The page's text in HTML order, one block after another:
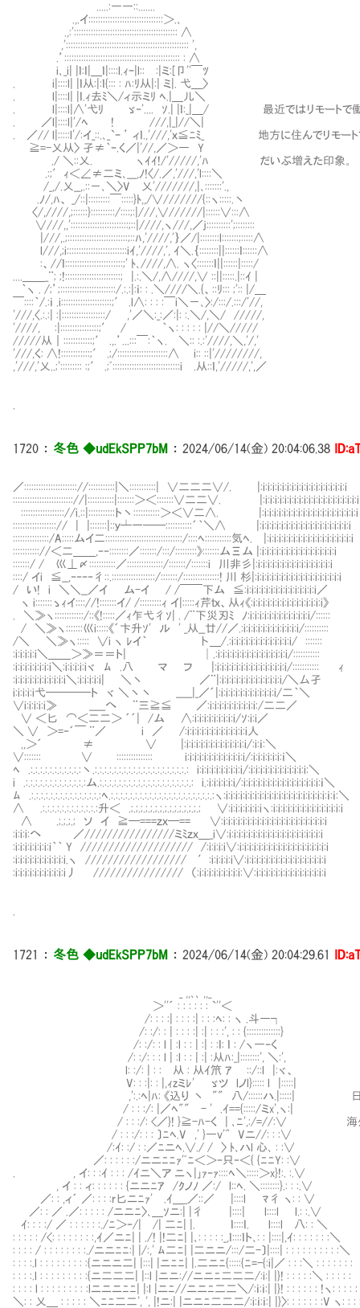
.....:――::.......
.,.イ:::::::::::::::::::::::::::::::＞.､
.,:'::::::::::::::::::::::::::::::::::::::::::: ∧
,'::::::::::::::::::::::::::::::::::::::::::::::::::: ',
.’:::::::::::::::::::::::::::::::::::::::::::::::: : ∧
i､_i| |ｌ:ｌ|＿ｌ|::::l.ｨｰ|l::Ⅵ:|ミ:[卩''￣ﾂ
. i|::::l| |ｌ从:|:ｌ{::: : ﾊ:ﾘ从|:| ミ|. 弋＿〉
. l|::::l| |ｌ.ｨ去ﾐ＼/ィ示ミﾘ ﾍ.|＿儿＼
. l|::::l|∧'弋ﾘ ゞ‐'.... ｿ.| |ｌ:_|＿/ 最近ではリモートで働くと
. ／l|::::l|'/ﾍ ! ///,|_|//＼|
. ／// l|:::::l'/:イ_::.､_`ｰ ’ ィｌ.,'///,'ｘ≦ﾆﾐ_ 地方に住んでリモートで
≧=-乂从〉 孑≠｀ｰ.く／|'//,／＞― Y
./ ＼::乂. ヽｲｲ!/'/////,'ﾊ だいぶ増えた印象。
.:;′ｨ＜∠≠二ミ､___,ﾉ!〈/.／,'///,'l::::＼
/_,/.乂__,.::－､＼〉V 乂'///////,|､:::::::'.,
.ﾉ/,ﾊ、 _/::|:::::::::￣:::::}ﾄ,,/∨///////{::ヽ:::::.丶
〈/,////,;::::::}::::::::::/::::;:|///,∨//////|::::::∨:::∧
∨///,,'::::::::::::::::::::::::;::|////,ヽ///,／ｊ::::::::::';::::::::
|///,.;:::::::::::::::::::::::::;::ﾊ,'////,'｝／/|::::::::l:::::::;:::::∧
l///,;i:::::::::::::::::::::::::iｲ,'////,', ｲ＼.｛::::::::||::::::ｌ::::::∧
:、//ｌ::::::::::::::::::::::::;' ﾄ､////,∧. ヽ〈:::::::ｌ||::::::|:::::/
....＿＿_¨; ;!:::::::::::::::::::::::; |.:.＼/,∧////,∨ ::||:::::.|::ｲ |
｀ヽ . /;’;:::::::::::::::::::::::/.:.:|:ｉ: : .＼////＼.{、::ﾘ::: ;':: |/＿
￣::::｀/.:ｉ .i:::::::::::::::::::::;′ .l∧: : : :￣i＼－､〉:/:::/.:::/'//,
'///,〈.:.:| :|::::::::::::::::::/ ,'／＼:_:／:|: :.＼/,＼/ /////,
'////,Ⅵ :|::::::::::::::::;′ / ｀ヽ: : : : : |//＼/////
/////从｜::::::::::::;′ .,.’...:::￣:｀ヽ. ＼:: :.:'////,＼,'/,'
'///,く: ∧!::::::::::::;′ .;/:::::::::::::::::::::∧ i:: ::|'////////,
,'///,'乂..;'::::::::: :;′ .;ﾞ::::::::::::::::::::::::::::i .从::ｌ,'/////,',／
1720 ： 冬色 ◆udEkSPP7bM ： 2024/06/14(金) 20:04:06.38
／:::::::::::::::::::::://:::::::::::|＼:::::::::::| ∨二二二∨/. |:i:i:i:i:i:i:i:i:i:i:i:i:i:i:i:i:i:i
::::::::::::::::::::::::://|:::::::::::|:::::::＞＜:::::::∨二二∨. |:i:i:i:i:i:i:i:i:i:i:i:i:i:i:i:i:i:i:i:i
:::::::::::::::::://i.::|:::::::::::ト丶:::::::::::＞＜∨二∧. |:i:i:i:i:i:i:i:i:i:i:i:i:i:i:i:i:i:i:i:i
::::::::::::::::::// | |:::::::|::ｙ┴一──:::::::::::´｀＼∧ |:i:i:i:i:i:i:i:i:i:i:i:i:i:i:i:i:i:i:i
:::::::::::::::/A:::::ムイ二::::::::::::::::::::::::::::::::/::::ﾍ:::::::::::気ﾍ. |:i:i:i:i:i:i:i:i:i:i:i:i:i:i:i:i:i:i
::::::::::://＜二＿＿,‐‐::::::::／:::::::/:::/:::::::::》:::::::ムΞム |:i:i:i:i:i:i:i:i:i:i:i:i:i:i:i:i
:::::::/ / 巛⊥〆:::::::::::／:::::::::::::::/:::::::/:::::::i 川非彡|:i:i:i:i:i:i:i:i:i:i:i:i:i:i:i:i
::::/ イi ≦__,‐‐‐‐彳::.::::::::::::::::::/:::::::/:::::::::::::::! 川 杉|:i:i:i:i:i:i:i:i:i:i:i:i:i:i:i:i:i:i
/ い! i ＼＼__／イ ム-イ / /￣￣下ム ≦:i:i:i:i:i:i:i:i:i:i:i:i:i:i:i／
ヽ i:::::::ゝｨイ:::://!:::::::イ/ /:::::::::ｨ イ|:::::ｨ芹ｔｘ、从ｨ《:i:i:i:i:i:i:i:i:i:i:i:i:i:i:i
. ＼≫ヽ::::::::::::/::《!:::::／ｨ乍弋彳ｿ| . /¨下災刃ﾐ ﾉ:i:i:i:i:i:i:i:i:i:i:i:i:i/::::::
/ ＼≫ヽ:::::::巛i:::::《´卞升ｿ' ル ' _从__廿//／.:i:i:i:i:i:i:i:i:i:i:i:i/::::::::::
/＼ ＼≫ヽ::::: ∨i ヽ ﾚイ｀ 卜＿/.:i:i:i:i:i:i:i:i:i:i:i:i:i/ :::::::
:i:i:i:i:i＼＿＿＞≫＝＝ト| │.:i:i:i:i:i:i:i:i:i:i:i:i:i:i:i/::::::::::: 出稼ぎ
:i:i:i:i:i:i:i:i＼:i:i:i:i:iヾ ﾑ .八 マ フ |:i:i:i:i:i:i:i:i:i:i:i:i:i:i:i/::::::::::: ｨ
:i:i:i:i:i:i:i:i:i:i:i＼:i:i:i:i:i| ＼丶 ／¨|:i:i:i:i:i:i:i:i:i:i:i:i:i/＼厶孑
i:i:i:i:i弋────ト ヾ ＼丶丶 _____|_／´|:i:i:i:i:i:i:i:i:i:i:i:i/二｀＼
∨i:i:i:i:i≫ _____へ ¨三≧≦ ／:i:i:i:i:i:i:i:i:i:i:/二二／
∨ ＜匕 ⌒＜二二＞ ´´| /ム ∧:i:i:i:i:i:i:i:i:i/ｿ:i:i／
＼ ∨ ＞=‐´￣ ¨／ i ／ /:i:i:i:i:i:i:i:i:i:i:i:i:i人
,,＞´ ≠ ∨ |:i:i:i:i:i:i:i:i:i:i:i:i:i/:i:ｉ:＼
∨::::::: ∨ ::::::::::::::: i:i:i:i:i:i:i:i:i:i:i:i:i/:i:i:i:i:i:i:ｉ＼
ﾍ .:.:.:.:.:.:.:.:.:.:.:丶.:.:.:.:.:.:.:.:.:.:.:.:.:.:.:.:.:.:.:.: i:i:i:i:i:i:i:i:i:i/:i:i:i:i:i:i:i:i:i:i:i:i:＼
i .:.:.:.:.:.:.:.:.:.:.:.:.:ム.:.:.:.:.:.:.:.:.:.:.:.:.:.:.:.:.:.:.:.: i.:i:i:i:i:i:i/:i:i:i:i:i:i:i:i:i:i:i:i:i:i:i:i:ｉ＼
ﾑ .:.:.:.:.:.:.:.:.:.:.:.:.:.:.:ﾍ.:.:.:.:.:.:.:.:.:.:.:.:.:.:.:.:.:.:.:.:.:.:ヽ:i:i:i:i:i:i:i:i:i:i:i:i:i:i:i:i:i:i:i:i:i:ｉ:ｉ:＼
∧ .:.:.:.:.:.:.:.:.:.:.:.:升＜ .;.;.;.;.;.;.;.;.;.;.;.;.;.;.; ∨:i:i:i:i:i:i:iヽ:i:i:i:i:i:i:i:i:i:i:i:i:i:i:i
∧ .;.;.;.; ソ イ ≧─===ｚｘ─== ∨:i:i:i:i:i:i:i:i:i:i:i:i:i:i:i:i:i:i:i:i:i:i
:i:i:i:へ ／////////////////ミﾐｚｘ＿_i∨:i:i:i:i:i:i:i:i:i:i:i:i:i:i:i:i:i:i:i:i
:i:i:i:i:i:i:i:i｀｀ Y //////////////////// /:i:i:i:i∨:i:i:i:i:i:i:i:i:i:i:i:i:i:i:i:i:i:i:i
:i:i:i:i:i:i:i:i:i:i:i.ヽ ////////////////// ′:i:i:i:i:i∨:i:i:i:i:i:i:i:i:i:i:i:i:i:i:i:i:i
:i:i:i:i:i:i:i:i:i:i:i丿 //////////////// （:i:i:i:i:i:i:i:i:i:∨:i:i:i:i:i:i:i:i:i:i:i:i:i:i:i
1721 ： 冬色 ◆udEkSPP7bM ： 2024/06/14(金) 20:04:29.61
＞''´ : : : : : : `''＜
/: : : :| : : : :| : : :ﾍ: : ヽ .斗―┐
/: :/: : | : : : :| :| : : :', : : {::::::::::::::}
/: :/: : l | :l : : | :| : :ｌ: ｌ : /ヽ―‐く
/: :/: : : l | :l : : | :| :从ﾊ:_|::::::::', ＼:',
l: :/: | : :Ⅳ从 : 从ｲ笊 ｱ ㍉::/::l |:ヾ、
V: : :|: : |,ｨzミﾚ' ゞツ lノl}::::: l |:::::|
,':.:ﾍ|ﾊ: 《込り 丶 "" 八/::::::ハ.|:::::| 日本国内
/ : : :/: |／ﾍ"" - ' .ｲ=={:::::/ミx',ヽ:|
/ : : :/: <／}! }≧-ﾊ-く | ､ﾆ',:/=//:∨ 海外へ行く事で
/ : : :/: : : 〕ﾆﾍ.V ,' }―v'^ Vニ//: : :∨
/:ｲ: :/ : :／ﾆニﾍ.∨./ / 〉 ﾄ､ハl 心､ : :∨
／: : : : : :/ニニﾆﾆｧ'ﾞﾆ＜＞‐只‐＜{ {ﾆﾆY: :∨
. , イ: : :ｲ : : : /ｲニ＼ア ニヽ|｣ｧ‐ｧ::::ﾍ＼:::::＞x}!:. :.∨
, イ : : ィ: : : : : : {ニニﾆｱ /ｸノﾉ ／:/ l::ﾍ. ＼::::::::}.: : :.∨
／: : ,ィ´ ／: : : :r匕ニﾆｧ' .ｲ＿_／::／ |::::l ﾏ彳 ヽ: : ∨
／: : ／ .／: : : : : /ニニﾆ〉､＿ｿニ:| |彳 |::::| l::::l l.: :.∨
ｲ: : : :/ ／ : : : : : :./ﾆ＞‐/| /| 二ﾆ| |. ｌ::::ｌ. l::::l 八: : ＼
: : : : : /<: : : : : : : :,ｲ／ニﾆ| | ./! |!二ﾆ| |､: : : : :_,ｌ::::ｌト､: : |::::|,ｲ: : : : : : :＼
: : : : / : : : : : : : :./ニニﾆﾆ:| |/:,' ﾑ二ﾆ| |二ニニ/:::/二-〕|::::| : : : : : : : : : :＼
: : : :.l : : : : : : : : :{ニニニ二| |:::| |ニﾆﾆ| |.二ニﾆ{:::::{ﾆ=-{:i|／ : : :＼ : : : : : : :
: : : :.l : : : : : : : : :{ニ二二二| |::l |ニニ://ニニﾆ二二二/:i:| |}! : : : : :＼ : : : : :
: : : : l : : : : : : : : :lニニニﾆﾆ| |:l |ニﾆ//ニニﾆ二二＼/:ｉ:ｉ:| |}! : : : : : : !ヽ: : : : :
＼: : 乂＿ : : : : : ＼ﾆﾆ二二', ', |!ニ:| |ニニﾆ二二二/:i:ｉ:ｉ:| |}〉: : : : : : :V ヽ: : :